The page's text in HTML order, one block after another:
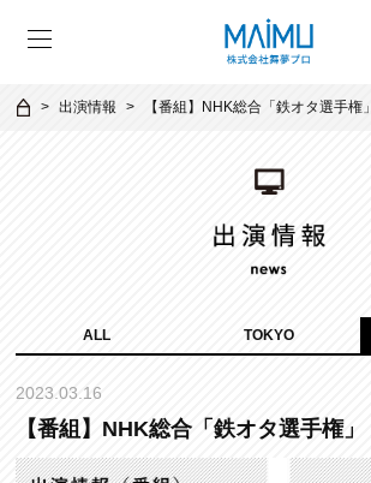
出演情報 【番組】NHK総合「鉄オタ選手権」
ALL TOKYO
2023.03.16
【番組】NHK総合「鉄オタ選手権」